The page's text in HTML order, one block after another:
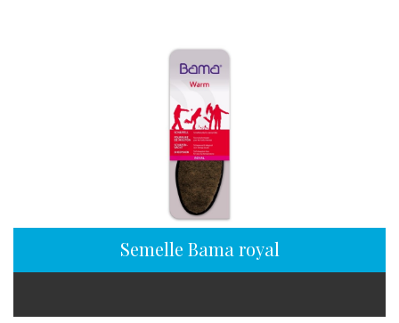
Semelle Bama royal